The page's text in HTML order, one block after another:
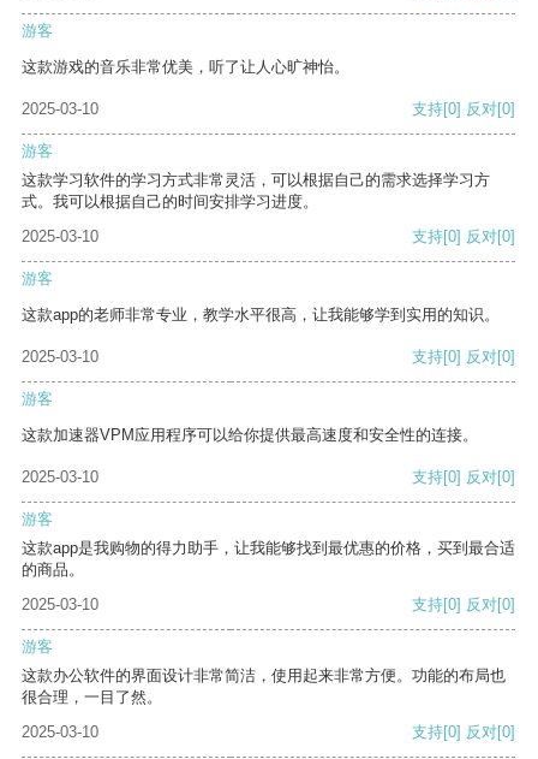
游客
这款游戏的音乐非常优美，听了让人心旷神怡。
2025-03-10 支持[0] 反对[0]
游客
这款学习软件的学习方式非常灵活，可以根据自己的需求选择学习方
式。我可以根据自己的时间安排学习进度。
2025-03-10
支持[0] 反对[0]
游客
这款app的老师非常专业，教学水平很高，让我能够学到实用的知识。
2025-03-10 支持[0] 反对[0]
游客
这款加速器VPM应用程序可以给你提供最高速度和安全性的连接。
2025-03-10 支持[0] 反对[0]
游客
这款app是我购物的得力助手，让我能够找到最优惠的价格，买到最合适
的商品。
2025-03-10
支持[0] 反对[0]
游客
这款办公软件的界面设计非常简洁，使用起来非常方便。功能的布局也
很合理，一目了然。
2025-03-10
支持[0] 反对[0]